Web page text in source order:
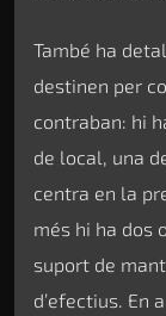
També ha
destinen per
contraban: hi
de local, una
centra en la
més hi ha dos
suport de
d’efectius. En